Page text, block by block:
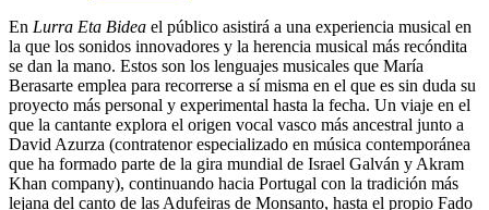
En Lurra Eta Bidea el público asistirá a una experiencia musical en
la que los sonidos innovadores y la herencia musical más recóndita
se dan la mano. Estos son los lenguajes musicales que María
Berasarte emplea para recorrerse a sí misma en el que es sin duda su
proyecto más personal y experimental hasta la fecha. Un viaje en el
que la cantante explora el origen vocal vasco más ancestral junto a
David Azurza (contratenor especializado en música contemporánea
que ha formado parte de la gira mundial de Israel Galván y Akram
Khan company), continuando hacia Portugal con la tradición más
lejana del canto de las Adufeiras de Monsanto, hasta el propio Fado